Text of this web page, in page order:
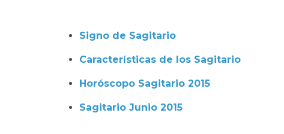
Signo de Sagitario
Características de los Sagitario
Horóscopo Sagitario 2015
Sagitario Junio 2015